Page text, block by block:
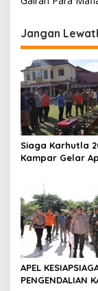
i
g
a
s
i
p
o
s
Jangan
Siaga Karhutla
Kampar Gelar
Terkait
APEL
PENGENDALIAN